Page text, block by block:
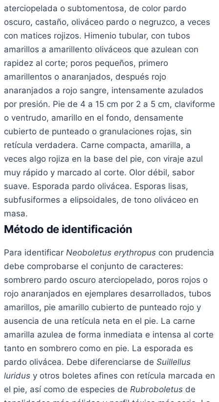
aterciopelada o subtomentosa, de color pardo
oscuro, castaño, oliváceo pardo o negruzco, a veces
con matices rojizos. Himenio tubular, con tubos
amarillos a amarillento oliváceos que azulean con
rapidez al corte; poros pequeños, primero
amarillentos o anaranjados, después rojo
anaranjados a rojo sangre, intensamente azulados
por presión. Pie de 4 a 15 cm por 2 a 5 cm, claviforme
o ventrudo, amarillo en el fondo, densamente
cubierto de punteado o granulaciones rojas, sin
retícula verdadera. Carne compacta, amarilla, a
veces algo rojiza en la base del pie, con viraje azul
muy rápido y marcado al corte. Olor débil, sabor
suave. Esporada pardo olivácea. Esporas lisas,
subfusiformes a elipsoidales, de tono oliváceo en
masa.
Método de identificación
Para identificar Neoboletus erythropus con prudencia
debe comprobarse el conjunto de caracteres:
sombrero pardo oscuro aterciopelado, poros rojos o
rojo anaranjados en ejemplares desarrollados, tubos
amarillos, pie amarillo cubierto de punteado rojo y
ausencia de una retícula neta en el pie. La carne
amarilla azulea de forma inmediata e intensa al corte
tanto en sombrero como en pie. La esporada es
pardo olivácea. Debe diferenciarse de Suillellus
luridus y otros boletes afines con retícula marcada en
el pie, así como de especies de Rubroboletus de